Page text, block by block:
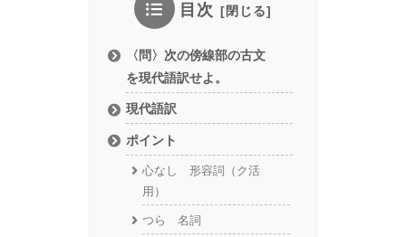
目次
〈問〉次の傍線部の古文
を現代語訳せよ。
現代語訳
ポイント
心なし 形容詞（ク活
用）
つら 名詞